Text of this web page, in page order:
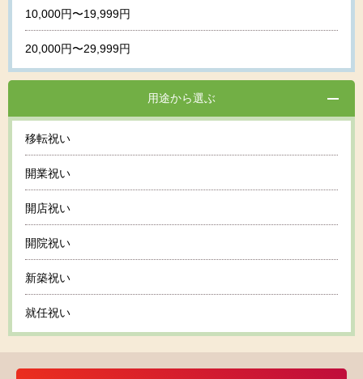
10,000円〜19,999円
20,000円〜29,999円
用途から選ぶ
移転祝い
開業祝い
開店祝い
開院祝い
新築祝い
就任祝い